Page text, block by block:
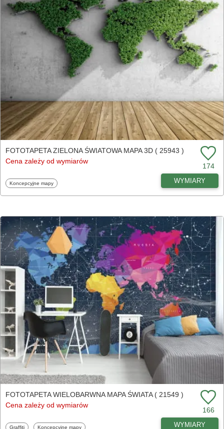
FOTOTAPETA ZIELONA ŚWIATOWA MAPA 3D ( 25943 )
Cena zależy od wymiarów
174
Fototapety
Koncepcyjne mapy WYMIARY
FOTOTAPETA WIELOBARWNA MAPA ŚWIATA ( 21549 )
Cena zależy od wymiarów
166
Fototapety
Graffiti Fototapety
Koncepcyjne mapy WYMIARY